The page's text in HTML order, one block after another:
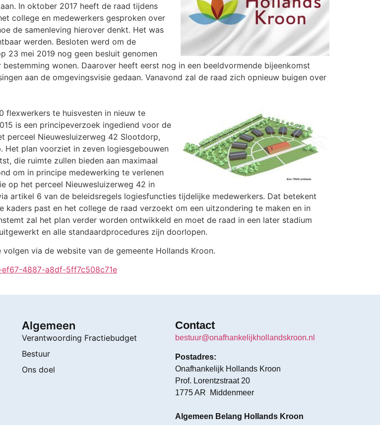
In oktober 2017 heeft de raad tijdens
college en medewerkers gesproken over
de samenleving hierover denkt. Het was
werden. Besloten werd om de
23 mei 2019 nog geen besluit genomen
wonen. Daarover heeft eerst nog in een beeldvormende bijeenkomst
aan de omgevingsvisie gedaan. Vanavond zal de raad zich opnieuw buigen over
flexwerkers te huisvesten in nieuw te
is een principeverzoek ingediend voor de
perceel Nieuwesluizerweg 42 Slootdorp,
Het plan voorziet in zeven logiesgebouwen
die ruimte zullen bieden aan maximaal
om in principe medewerking te verlenen
op het perceel Nieuwesluizerweg 42 in
artikel 6 van de beleidsregels logiesfuncties tijdelijke medewerkers. Dat betekent
past en het college de raad verzoekt om een uitzondering te maken en in
zal het plan verder worden ontwikkeld en moet de raad in een later stadium
en alle standaardprocedures zijn doorlopen.
via de website van de gemeente Hollands Kroon.
4887-a8df-5ff7c508c71e
Algemeen
Verantwoording Fractiebudget
Bestuur
Ons doel
Contact
bestuur@onafhankelijkhollandskroon.nl
Postadres:
Onafhankelijk Hollands Kroon
Prof. Lorentzstraat 20
1775 AR Middenmeer
Algemeen Belang Hollands Kroon